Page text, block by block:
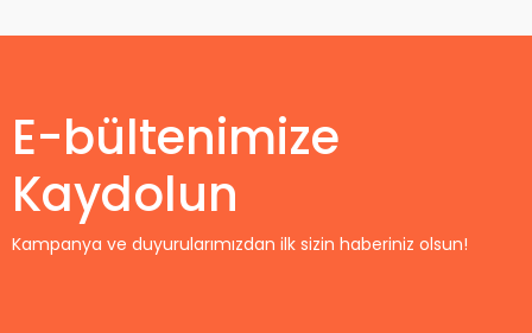
E-bültenimize
Kaydolun
Kampanya ve duyurularımızdan ilk sizin haberiniz olsun!